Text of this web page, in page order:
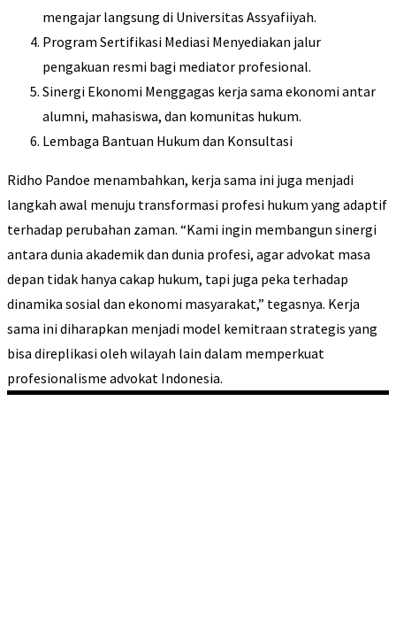
mengajar langsung di Universitas Assyafiiyah.
Program Sertifikasi Mediasi Menyediakan jalur
pengakuan resmi bagi mediator profesional.
Sinergi Ekonomi Menggagas kerja sama ekonomi antar
alumni, mahasiswa, dan komunitas hukum.
Lembaga Bantuan Hukum dan Konsultasi
Ridho Pandoe menambahkan, kerja sama ini juga menjadi
langkah awal menuju transformasi profesi hukum yang adaptif
terhadap perubahan zaman. “Kami ingin membangun sinergi
antara dunia akademik dan dunia profesi, agar advokat masa
depan tidak hanya cakap hukum, tapi juga peka terhadap
dinamika sosial dan ekonomi masyarakat,” tegasnya. Kerja
sama ini diharapkan menjadi model kemitraan strategis yang
bisa direplikasi oleh wilayah lain dalam memperkuat
profesionalisme advokat Indonesia.